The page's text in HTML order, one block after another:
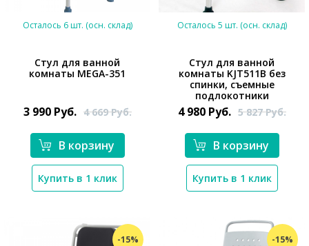
Осталось 6 шт. (осн. склад)
Стул для ванной
комнаты MEGA-351
3 990 Руб. 4 669Руб.
В корзину
Купить в 1 клик
*}
Осталось 5 шт. (осн. склад)
Стул для ванной
комнаты KJT511B без
спинки, съемные
подлокотники
4 980 Руб. 5 827Руб.
В корзину
Купить в 1 клик
-15% -15%